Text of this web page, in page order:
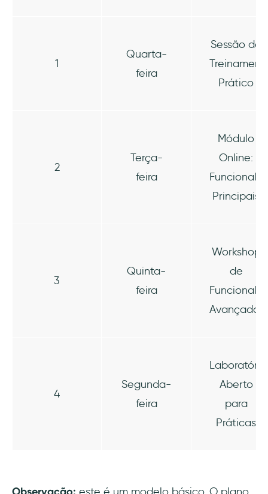
1
Quarta-
feira
Sessão de
Prático
2
Terça-
feira
Módulo
Online:
Principais
3
Quinta-
feira
Workshop
de
Avançadas
4
Segunda-
feira
Laboratório
Aberto
para
Práticas
Observação: este é um modelo básico. O plano